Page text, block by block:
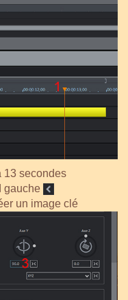
13 secondes
gauche
un image clé